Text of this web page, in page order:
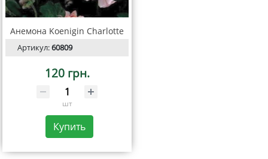
Анемона Koenigin Charlotte
Артикул:60809
120 грн.
шт
Купить